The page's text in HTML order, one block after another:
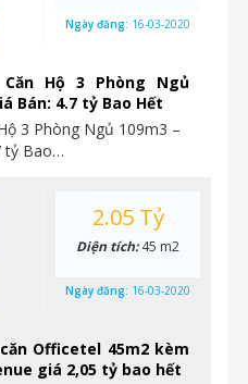
Hộ 3 Phòng Ngủ
Bán: 4.7 tỷ Bao Hết
3 Phòng Ngủ 109m3 –
tỷ Bao…
Ngày đăng: 16-03-2020
Officetel 45m2 kèm
giá 2,05 tỷ bao hết
2.05 Tỷ
Diện tích:45 m2
Ngày đăng: 16-03-2020